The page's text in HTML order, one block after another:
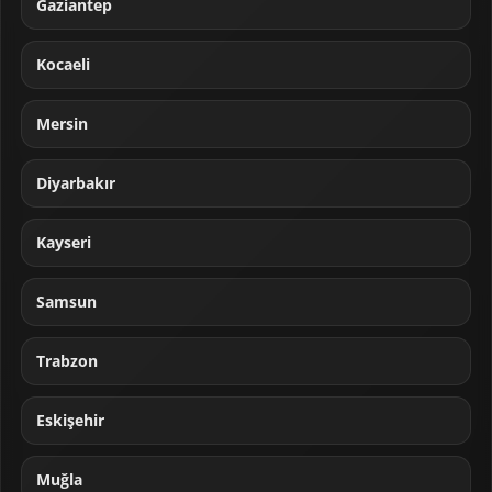
Gaziantep
Kocaeli
Mersin
Diyarbakır
Kayseri
Samsun
Trabzon
Eskişehir
Muğla